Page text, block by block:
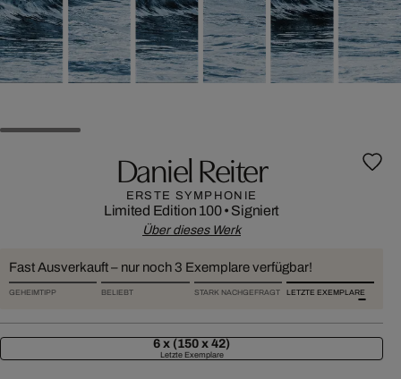
Daniel Reiter
ERSTE SYMPHONIE
Limited Edition 100• Signiert
Über dieses Werk
Fast Ausverkauft – nur noch 3 Exemplare verfügbar!
GEHEIMTIPP BELIEBT STARK NACHGEFRAGT LETZTE EXEMPLARE
6 x (150 x 42)
Letzte Exemplare